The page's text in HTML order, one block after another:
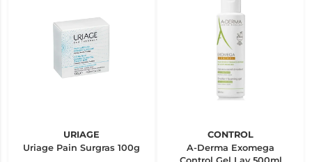
URIAGE
Uriage Pain Surgras 100g
CONTROL
A-Derma Exomega